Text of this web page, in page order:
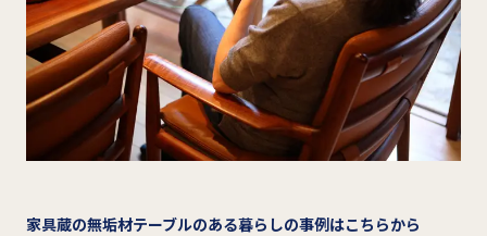
家具蔵の無垢材テーブルのある暮らしの事例はこちらから